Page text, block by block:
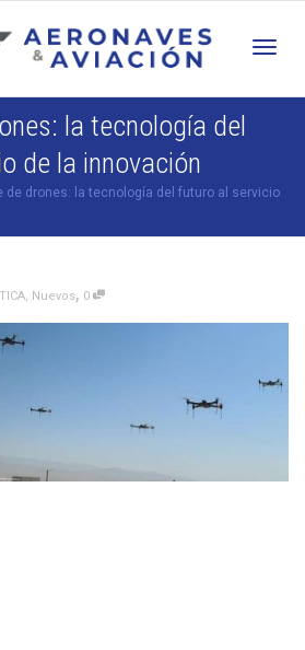
la tecnología del
de la innovación
de drones: la tecnología del futuro al servicio
, Nuevos, 0